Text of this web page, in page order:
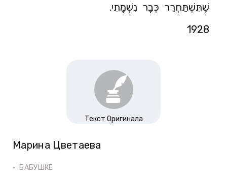
Марина Цветаева
БАБУШКЕ
שֶׁתִּשְׁתַּחְרֵר כְּבָר נִשְׁמָתִי.
1928
Текст Оригинала